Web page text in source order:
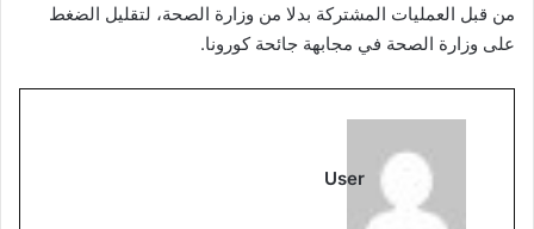
من قبل العمليات المشتركة بدلا من وزارة الصحة، لتقليل الضغط
على وزارة الصحة في مجابهة جائحة كورونا.
User